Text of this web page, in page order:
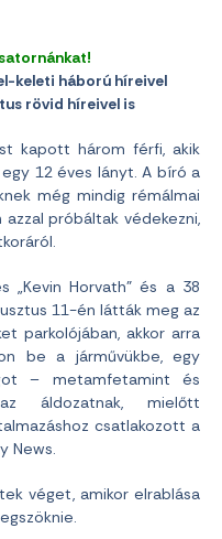
keleti háború híreivel
rövid híreivel is
kapott három férfi, akik
12 éves lányt. A bíró a
még mindig rémálmai
próbáltak védekezni,
„Kevin Horvath” és a 38
11-én látták meg az
parkolójában, akkor arra
be a járművükbe, egy
– metamfetamint és
mielőtt
csatlakozott a
News.
véget, amikor elrablása